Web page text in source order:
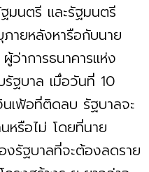
มนตรี และรัฐมนตรี
ภายหลังหารือกับนาย
าการธนาคารแห่ง
รัฐบาล เมื่อวันที่ 10
นเฟ้อที่ติดลบ รัฐบาลจะ
หรือไม่ โดยที่นาย
งรัฐบาลที่จะต้องลดราย